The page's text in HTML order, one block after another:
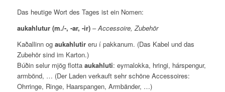
Das heutige Wort des Tages ist ein Nomen:
aukahlutur (m./-, -ar, -ir) –Accessoire, Zubehör
Kaðallinn ogaukahlutireru í pakkanum. (Das Kabel und das
Zubehör sind im Karton.)
Búðin selur mjög flottaaukahluti: eyrnalokka, hringi, hárspengur,
armbönd, … (Der Laden verkauft sehr schöne Accessoires:
Ohrringe, Ringe, Haarspangen, Armbänder, …)